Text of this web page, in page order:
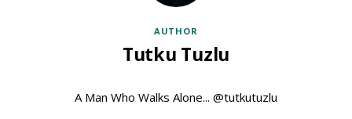
AUTHOR
Tutku Tuzlu
A Man Who Walks Alone... @tutkutuzlu